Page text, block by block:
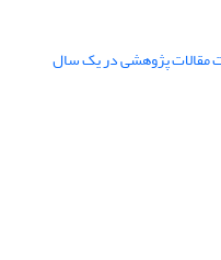
مقالات پژوهشی در یک سال